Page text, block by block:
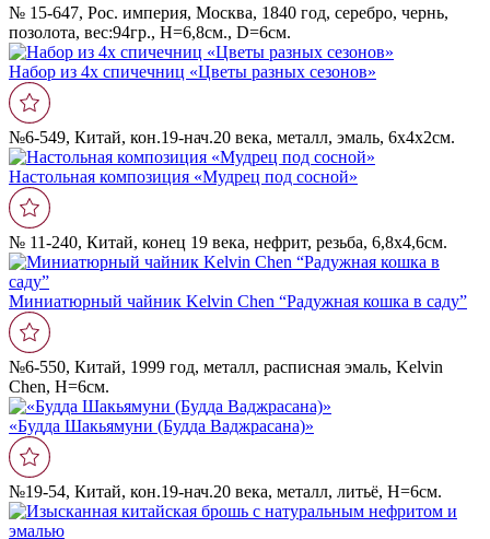
№ 15-647, Рос. империя, Москва, 1840 год, серебро, чернь,
позолота, вес:94гр., Н=6,8см., D=6см.
Набор из 4х спичечниц «Цветы разных сезонов»
№6-549, Китай, кон.19-нач.20 века, металл, эмаль, 6х4х2см.
Настольная композиция «Мудрец под сосной»
№ 11-240, Китай, конец 19 века, нефрит, резьба, 6,8х4,6см.
Миниатюрный чайник Kelvin Chen “Радужная кошка в саду”
№6-550, Китай, 1999 год, металл, расписная эмаль, Kelvin
Chen, Н=6см.
«Будда Шакьямуни (Будда Ваджрасана)»
№19-54, Китай, кон.19-нач.20 века, металл, литьё, Н=6см.